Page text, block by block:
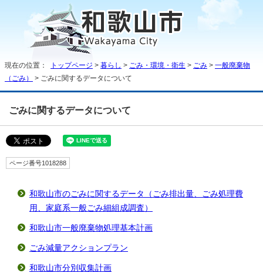
現在の位置： トップページ > 暮らし > ごみ・環境・衛生 > ごみ > 一般廃棄物
（ごみ）
> ごみに関するデータについて
ごみに関するデータについて
ページ番号1018288
和歌山市のごみに関するデータ（ごみ排出量、ごみ処理費
用、家庭系一般ごみ細組成調査）
和歌山市一般廃棄物処理基本計画
ごみ減量アクションプラン
和歌山市分別収集計画